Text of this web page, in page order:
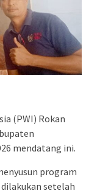
(PWI) Rokan
mendatang ini.
program
setelah